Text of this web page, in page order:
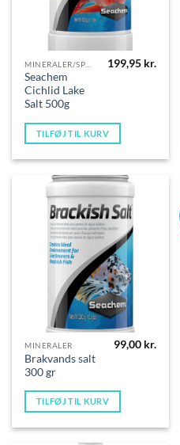
Seachem
Cichlid Lake
Salt 500g
199,95 kr.
TILFØJ TIL KURV
MINERALER
Brakvands salt
300 gr
99,00 kr.
TILFØJ TIL KURV